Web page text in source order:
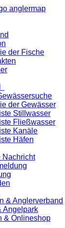
der Fische
der Gewässer
Stillwasser
Fließwasser
Kanäle
Häfen
Nachricht
& Anglerverband
Angelpark
& Onlineshop